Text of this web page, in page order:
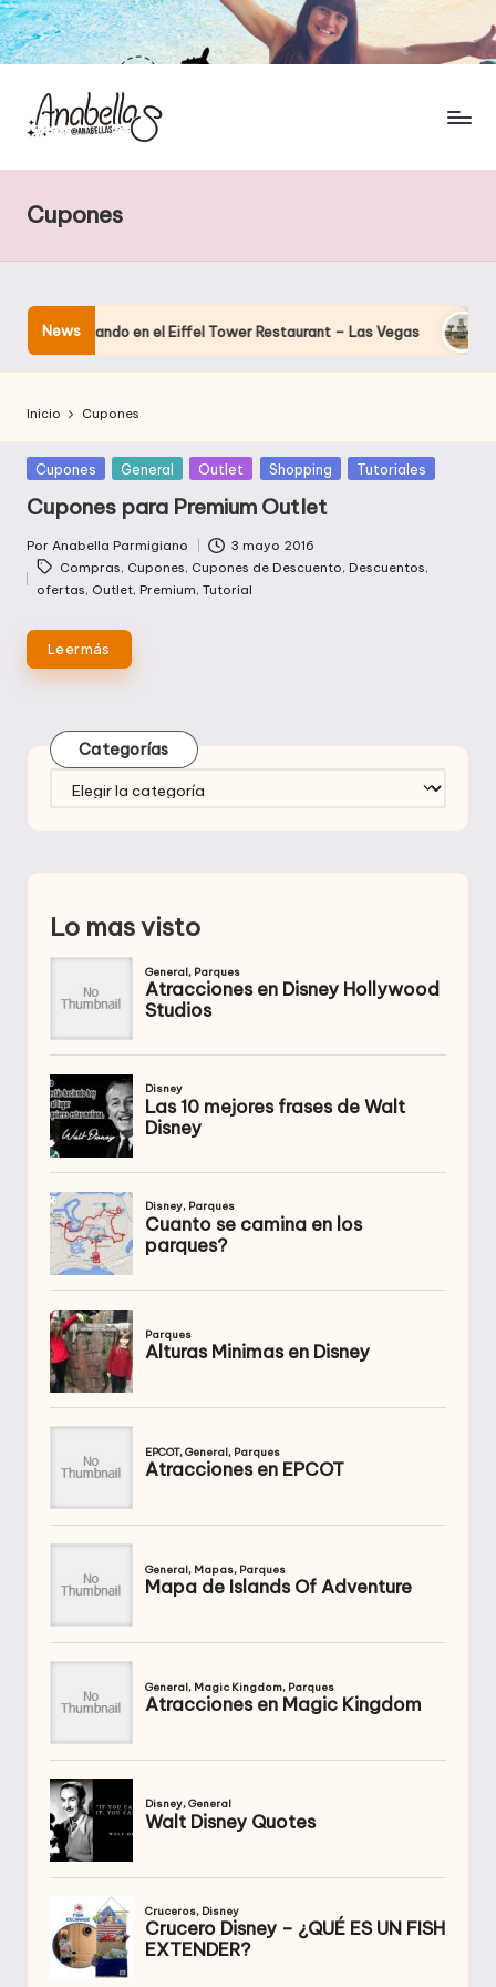
Cupones
News
cenando en el Eiffel Tower Restaurant – Las Vegas El
Inicio Cupones
Publicada
Cupones General Outlet Shopping Tutoriales
Cupones para Premium Outlet
Publicado
por
Por Anabella Parmigiano
3 mayo 2016
Etiquetas:
Compras, Cupones, Cupones de Descuento, Descuentos,
ofertas, Outlet,Premium,Tutorial
Leer más
Categorías
Lo mas visto